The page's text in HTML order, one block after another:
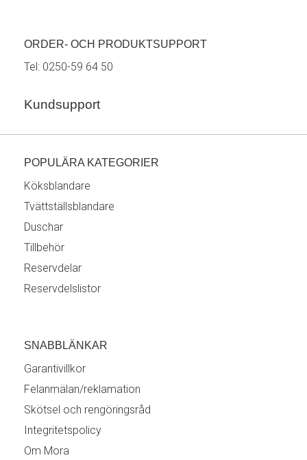
ORDER- OCH PRODUKTSUPPORT
Tel: 0250-59 64 50
Kundsupport
POPULÄRA KATEGORIER
Köksblandare
Tvättställsblandare
Duschar
Tillbehör
Reservdelar
Reservdelslistor
SNABBLÄNKAR
Garantivillkor
Felanmälan/reklamation
Skötsel och rengöringsråd
Integritetspolicy
Om Mora